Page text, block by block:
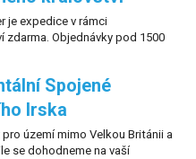
je expedice v rámci
Objednávky pod 1500
Spojené
Irska
území mimo Velkou Británii a
se dohodneme na vaší